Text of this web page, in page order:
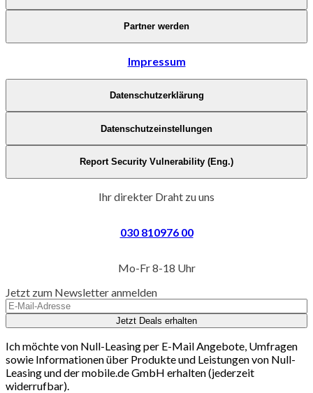
Partner werden
Impressum
Datenschutzerklärung
Datenschutzeinstellungen
Report Security Vulnerability (Eng.)
Ihr direkter Draht zu uns
030 810976 00
Mo-Fr 8-18 Uhr
Jetzt zum Newsletter anmelden
Jetzt Deals erhalten
Ich möchte von Null-Leasing per E-Mail Angebote, Umfragen
sowie Informationen über Produkte und Leistungen von Null-
Leasing und der mobile.de GmbH erhalten (jederzeit
widerrufbar).